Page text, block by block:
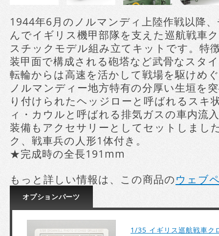
1944年6月のノルマンディ上陸作戦以降
んでイギリス機甲部隊を支えた巡航戦車
スチックモデル組み立てキットです。特
装甲面で構成される砲塔など武骨なスタ
転輪からは高速を活かして戦場を駆けめ
ノルマンディー地方特有の分厚い生垣を
り付けられたヘッジローと呼ばれるスキ
ィ・カウルと呼ばれる排気ガスの車内流
装備もアクセサリーとしてセットしまし
ク、戦車兵の人形1体付き。
★完成時の全長191mm
もっと詳しい情報は、この商品のウェブ
オプションパーツ
1/35 イギリス巡航戦車ク